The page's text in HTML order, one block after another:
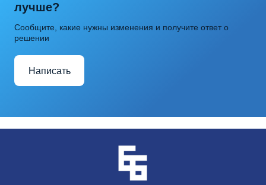
лучше?
Сообщите, какие нужны изменения и получите ответ о
решении
Написать